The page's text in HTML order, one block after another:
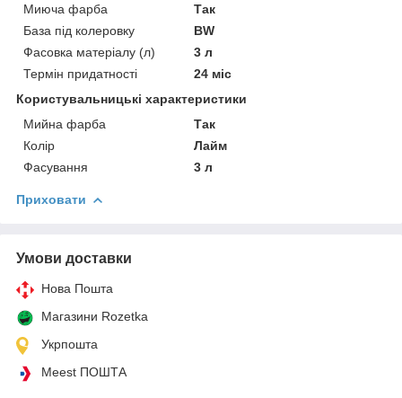
Миюча фарба
Так
База під колеровку
BW
Фасовка матеріалу (л)
3 л
Термін придатності
24 міс
Користувальницькі характеристики
Мийна фарба
Так
Колір
Лайм
Фасування
3 л
Приховати
Умови доставки
Нова Пошта
Магазини Rozetka
Укрпошта
Meest ПОШТА